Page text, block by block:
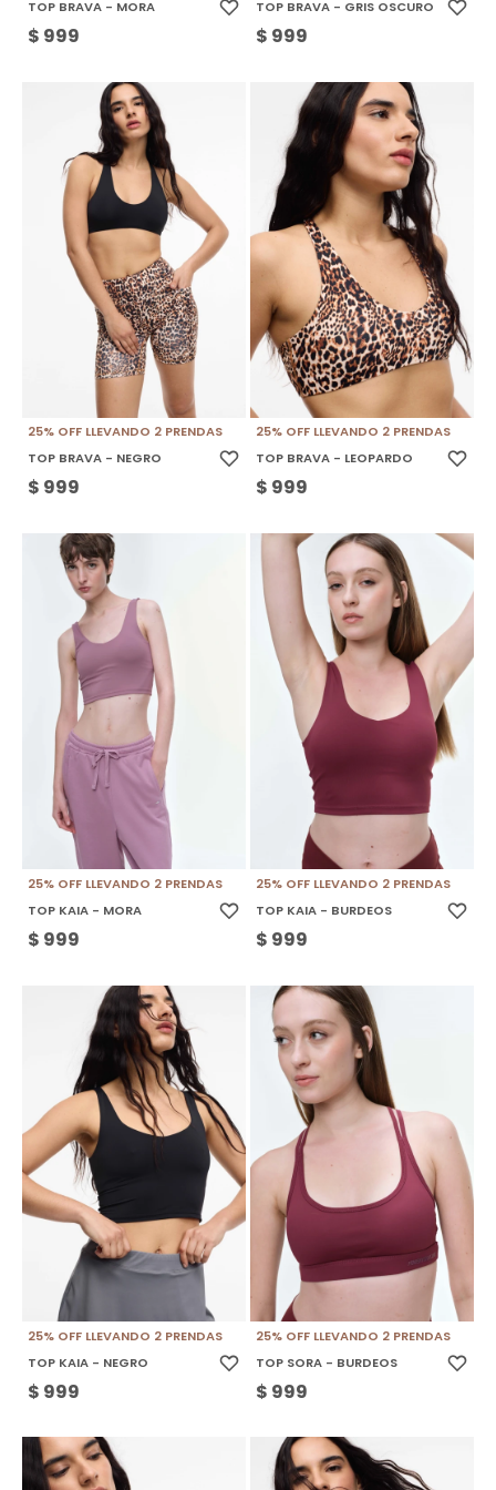
TOP BRAVA - MORA
$ 999
TOP BRAVA - GRIS OSCURO
$ 999
25% OFF LLEVANDO 2 PRENDAS
TOP BRAVA - NEGRO
$ 999
25% OFF LLEVANDO 2 PRENDAS
TOP BRAVA - LEOPARDO
$ 999
25% OFF LLEVANDO 2 PRENDAS
TOP KAIA - MORA
$ 999
25% OFF LLEVANDO 2 PRENDAS
TOP KAIA - BURDEOS
$ 999
25% OFF LLEVANDO 2 PRENDAS
TOP KAIA - NEGRO
$ 999
25% OFF LLEVANDO 2 PRENDAS
TOP SORA - BURDEOS
$ 999